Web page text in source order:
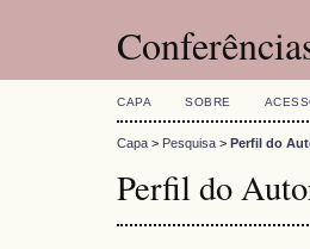
CAPA SOBRE
Capa > Pesquisa > Perfil do
Perfil do